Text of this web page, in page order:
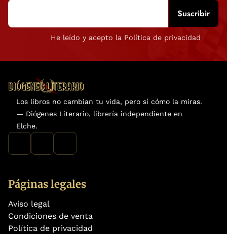
He leído y acepto la Política de privacidad
Los libros no cambian tu vida, pero sí cómo la miras.
— Diógenes Literario, librería independiente en
Elche.
Páginas legales
Aviso legal
Condiciones de venta
Política de privacidad